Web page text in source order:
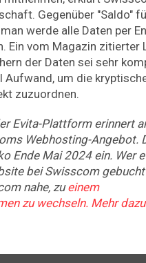
Gegenüber "Saldo"
werde alle Daten per
Ein vom Magazin zitierter
der Daten sei sehr
Aufwand, um die
zuzuordnen.
Evita-Plattform erinnert
Webhosting-Angebot.
Ende Mai 2024 ein. Wer
bei Swisscom
nahe, zueinem
zu wechseln. Mehr